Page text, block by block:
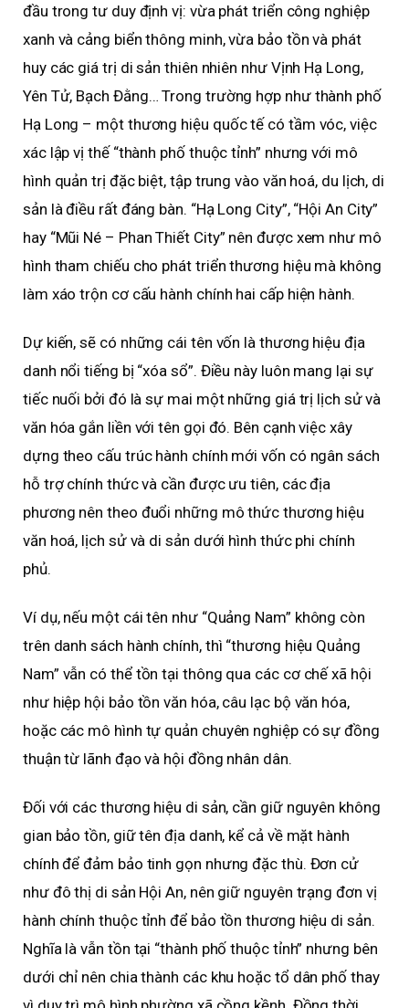
đầu trong tư duy định vị: vừa phát triển công nghiệp
xanh và cảng biển thông minh, vừa bảo tồn và phát
huy các giá trị di sản thiên nhiên như Vịnh Hạ Long,
Yên Tử, Bạch Đằng… Trong trường hợp như thành phố
Hạ Long – một thương hiệu quốc tế có tầm vóc, việc
xác lập vị thế “thành phố thuộc tỉnh” nhưng với mô
hình quản trị đặc biệt, tập trung vào văn hoá, du lịch, di
sản là điều rất đáng bàn. “Hạ Long City”, “Hội An City”
hay “Mũi Né – Phan Thiết City” nên được xem như mô
hình tham chiếu cho phát triển thương hiệu mà không
làm xáo trộn cơ cấu hành chính hai cấp hiện hành.
Dự kiến, sẽ có những cái tên vốn là thương hiệu địa
danh nổi tiếng bị “xóa sổ”. Điều này luôn mang lại sự
tiếc nuối bởi đó là sự mai một những giá trị lịch sử và
văn hóa gắn liền với tên gọi đó. Bên cạnh việc xây
dựng theo cấu trúc hành chính mới vốn có ngân sách
hỗ trợ chính thức và cần được ưu tiên, các địa
phương nên theo đuổi những mô thức thương hiệu
văn hoá, lịch sử và di sản dưới hình thức phi chính
phủ.
Ví dụ, nếu một cái tên như “Quảng Nam” không còn
trên danh sách hành chính, thì “thương hiệu Quảng
Nam” vẫn có thể tồn tại thông qua các cơ chế xã hội
như hiệp hội bảo tồn văn hóa, câu lạc bộ văn hóa,
hoặc các mô hình tự quản chuyên nghiệp có sự đồng
thuận từ lãnh đạo và hội đồng nhân dân.
Đối với các thương hiệu di sản, cần giữ nguyên không
gian bảo tồn, giữ tên địa danh, kể cả về mặt hành
chính để đảm bảo tinh gọn nhưng đặc thù. Đơn cử
như đô thị di sản Hội An, nên giữ nguyên trạng đơn vị
hành chính thuộc tỉnh để bảo tồn thương hiệu di sản.
Nghĩa là vẫn tồn tại “thành phố thuộc tỉnh” nhưng bên
dưới chỉ nên chia thành các khu hoặc tổ dân phố thay